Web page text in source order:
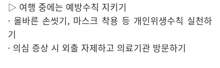
▷ 여행 중에는 예방수칙 지키기
· 올바른 손씻기, 마스크 착용 등 개인위생수칙 실천하
기
· 의심 증상 시 외출 자제하고 의료기관 방문하기